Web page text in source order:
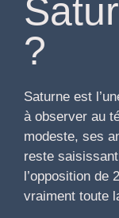
?
Saturne est
à observer au
modeste, ses
reste
l’opposition de
vraiment toute